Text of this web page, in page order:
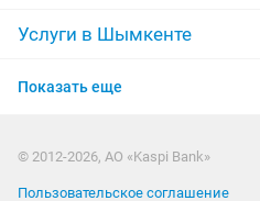
грузоперевозки газель
прихожая
Услуги в Шымкенте
Услуги в Усть-Каменогорске
Услуги в Таразе
Показать еще
© 2012-2026, АО «Kaspi Bank»
Пользовательское соглашение